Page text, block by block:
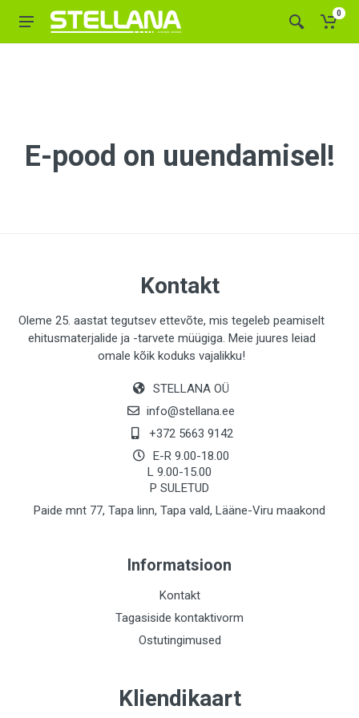
0
E-pood on uuendamisel!
Kontakt
Oleme 25. aastat tegutsev ettevõte, mis tegeleb peamiselt
ehitusmaterjalide ja -tarvete müügiga. Meie juures leiad
omale kõik koduks vajalikku!
STELLANA OÜ
info@stellana.ee
+372 5663 9142
E-R 9.00-18.00
L 9.00-15.00
P SULETUD
Paide mnt 77, Tapa linn, Tapa vald, Lääne-Viru maakond
Informatsioon
Kontakt
Tagasiside kontaktivorm
Ostutingimused
Kliendikaart